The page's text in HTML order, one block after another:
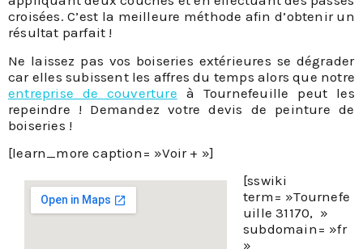
croisées. C’est la meilleure méthode afin d’obtenir un
résultat parfait !
Ne laissez pas vos boiseries extérieures se dégrader
entreprise de couverture à Tournefeuille peut les
repeindre ! Demandez votre devis de peinture de
boiseries !
[learn_more caption= »Voir + »]
[sswiki
term= »Tournefe
uille 31170, »
subdomain= »fr
»